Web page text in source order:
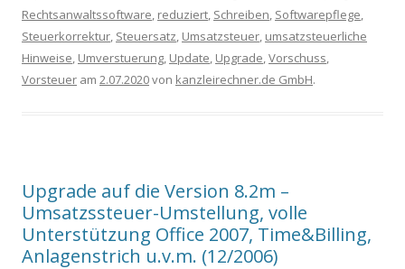
Rechtsanwaltssoftware, reduziert, Schreiben, Softwarepflege,
Steuerkorrektur, Steuersatz, Umsatzsteuer, umsatzsteuerliche
Hinweise, Umverstuerung, Update, Upgrade,Vorschuss,
Vorsteuer am 2.07.2020von kanzleirechner.de GmbH.
Upgrade auf die Version 8.2m –
Umsatzssteuer-Umstellung, volle
Unterstützung Office 2007, Time&Billing,
Anlagenstrich u.v.m. (12/2006)